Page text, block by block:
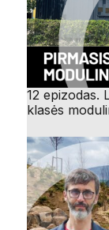
12 epizodas.
klasės